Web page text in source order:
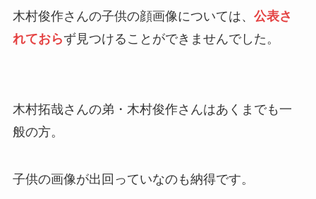
木村俊作さんの子供の顔画像については、 公表さ
れておらず見つけることができませんでした。
木村拓哉さんの弟・木村俊作さんはあくまでも一
般の方。
子供の画像が出回っていなのも納得です。